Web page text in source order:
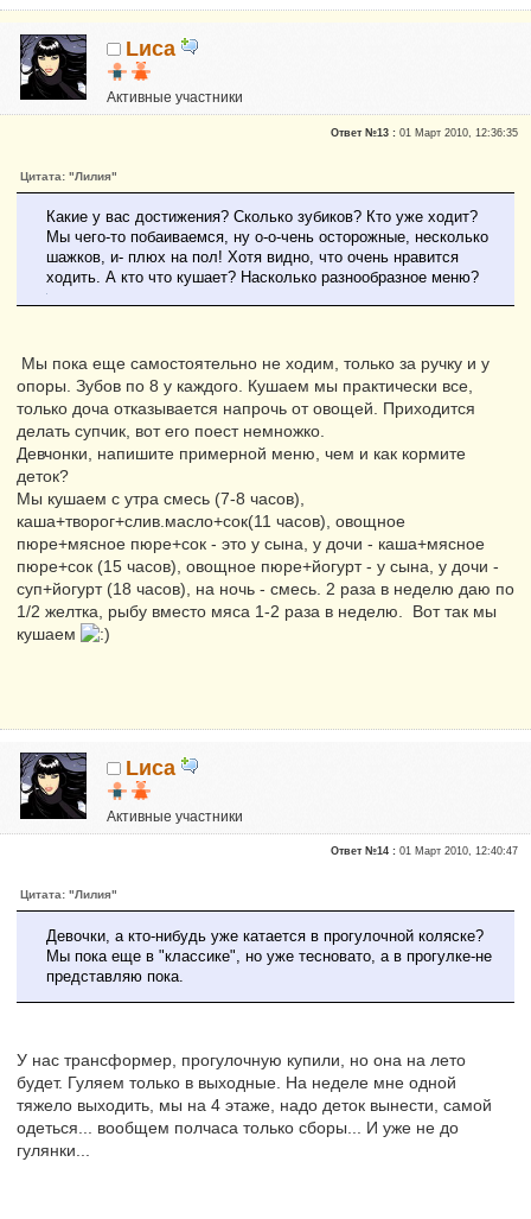
Lиса
Активные участники
Ответ №13 :01 Март 2010, 12:36:35
Цитата: "Лилия"
Какие у вас достижения? Сколько зубиков? Кто уже ходит?
Мы чего-то побаиваемся, ну о-о-чень осторожные, несколько
шажков, и- плюх на пол! Хотя видно, что очень нравится
ходить. А кто что кушает? Насколько разнообразное меню?
Мы пока еще самостоятельно не ходим, только за ручку и у
опоры. Зубов по 8 у каждого. Кушаем мы практически все,
только доча отказывается напрочь от овощей. Приходится
делать супчик, вот его поест немножко.
Девчонки, напишите примерной меню, чем и как кормите
деток?
Мы кушаем с утра смесь (7-8 часов),
каша+творог+слив.масло+сок(11 часов), овощное
пюре+мясное пюре+сок - это у сына, у дочи - каша+мясное
пюре+сок (15 часов), овощное пюре+йогурт - у сына, у дочи -
суп+йогурт (18 часов), на ночь - смесь. 2 раза в неделю даю по
1/2 желтка, рыбу вместо мяса 1-2 раза в неделю. Вот так мы
кушаем
Lиса
Активные участники
Репутация:0
Ответ №14 :01 Март 2010, 12:40:47
Цитата: "Лилия"
Девочки, а кто-нибудь уже катается в прогулочной коляске?
Мы пока еще в "классике", но уже тесновато, а в прогулке-не
представляю пока.
У нас трансформер, прогулочную купили, но она на лето
будет. Гуляем только в выходные. На неделе мне одной
тяжело выходить, мы на 4 этаже, надо деток вынести, самой
одеться... вообщем полчаса только сборы... И уже не до
гулянки...